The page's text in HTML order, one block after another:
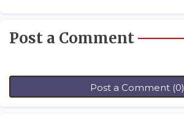
Post a Comment
Post a Comment (0)